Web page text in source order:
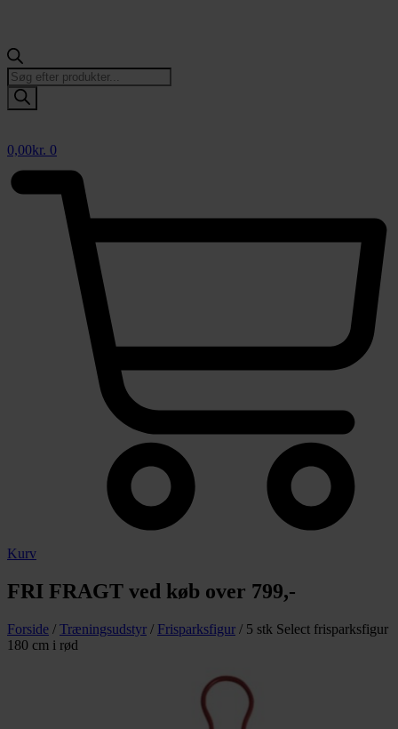
Products
search
0,00kr. 0
Kurv
FRI FRAGT ved køb over 799,-
Forside / Træningsudstyr / Frisparksfigur / 5 stk Select frisparksfigur
180 cm i rød